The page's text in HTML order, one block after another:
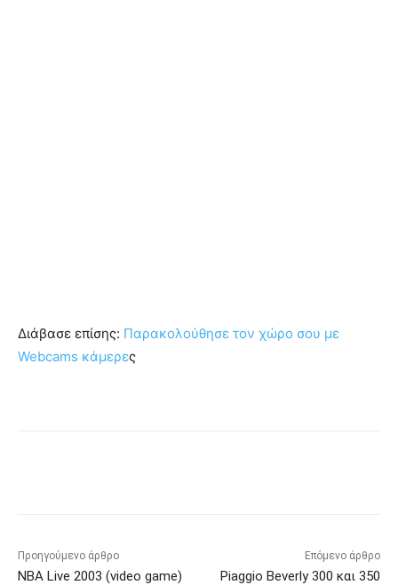
Διάβασε επίσης: Παρακολούθησε τον χώρο σου με
Webcams κάμερες
Προηγούμενο άρθρο
NBA Live 2003 (video game)
Επόμενο άρθρο
Piaggio Beverly 300 και 350